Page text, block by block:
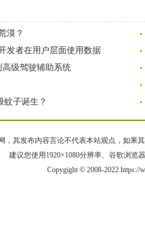
漠？
发者在用户层面使用数据
高级驾驶辅助系统
蚊子诞生？
，其发布内容言论不代表本站观点，如果
建议您使用1920×1080分辨率、谷歌浏览
Copygight © 2008-2022 https://